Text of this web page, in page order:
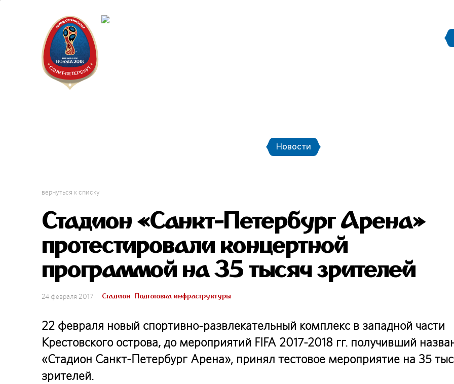
Новости
вернуться к списку
Стадион «Санкт-Петербург Арена»
протестировали концертной
программой на 35 тысяч зрителей
24 февраля 2017 Стадион Подготовка инфраструктуры
22 февраля новый спортивно-развлекательный комплекс в западной части
Крестовского острова, до мероприятий FIFA 2017-2018 гг. получивший
«Стадион Санкт-Петербург Арена», принял тестовое мероприятие на 35
зрителей.